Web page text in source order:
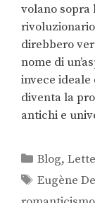
volano sopra
direbbero
nome di
invece ideale
diventa la
antichi e
Blog,
Eugène